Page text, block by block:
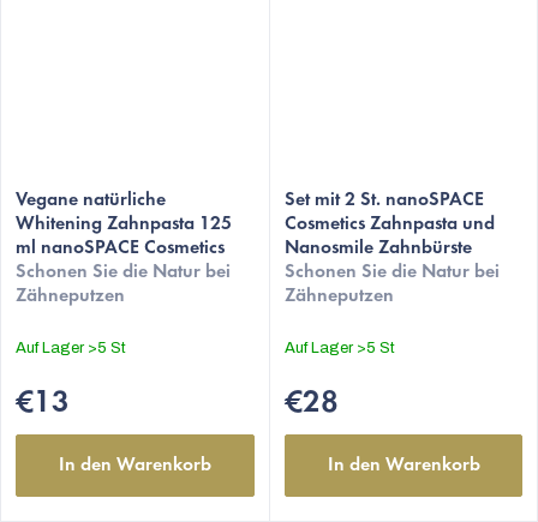
Vegane natürliche
Whitening Zahnpasta 125
ml nanoSPACE Cosmetics
Schonen Sie die Natur bei
Zähneputzen
Auf Lager >5 St
€13
In den Warenkorb
Set mit 2 St. nanoSPACE
Cosmetics Zahnpasta und
Nanosmile Zahnbürste
Schonen Sie die Natur bei
Zähneputzen
Auf Lager >5 St
€28
In den Warenkorb